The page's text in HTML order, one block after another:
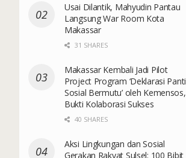
Usai Dilantik, Mahyudin Pantau
Langsung War Room Kota
Makassar
31 SHARES
Makassar Kembali Jadi Pilot
Project Program ‘Deklarasi Panti
Sosial Bermutu’ oleh Kemensos,
Bukti Kolaborasi Sukses
40 SHARES
Aksi Lingkungan dan Sosial
Gerakan Rakyat Sulsel: 100 Bibit